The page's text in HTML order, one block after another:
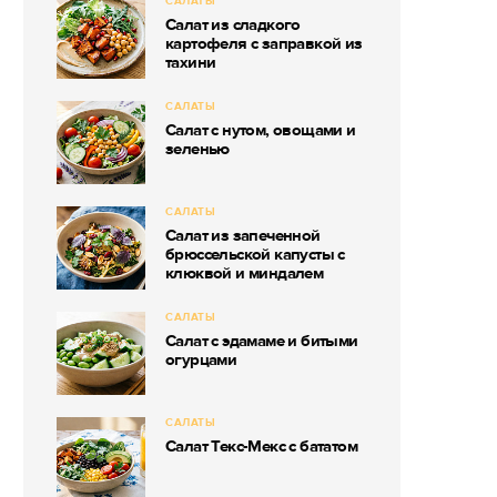
Салат из сладкого
картофеля с заправкой из
тахини
САЛАТЫ
Салат с нутом, овощами и
зеленью
САЛАТЫ
Салат из запеченной
брюссельской капусты с
клюквой и миндалем
САЛАТЫ
Салат с эдамаме и битыми
огурцами
САЛАТЫ
Салат Текс-Мекс с бататом